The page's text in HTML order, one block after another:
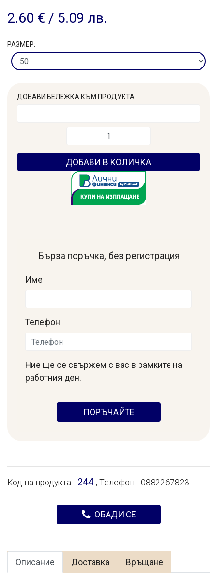
2.60 € / 5.09 лв.
РАЗМЕР:
ДОБАВИ БЕЛЕЖКА КЪМ ПРОДУКТА
ДОБАВИ В КОЛИЧКА
Бърза поръчка, без регистрация
Име
Телефон
Ние ще се свържем с вас в рамките на
работния ден.
ПОРЪЧАЙТЕ
Код на продукта - 244 , Телефон - 0882267823
ОБАДИ СЕ
Описание Доставка Връщане